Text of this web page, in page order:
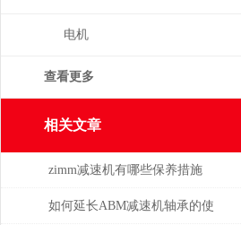
电机
查看更多
相关文章
zimm减速机有哪些保养措施
如何延长ABM减速机轴承的使